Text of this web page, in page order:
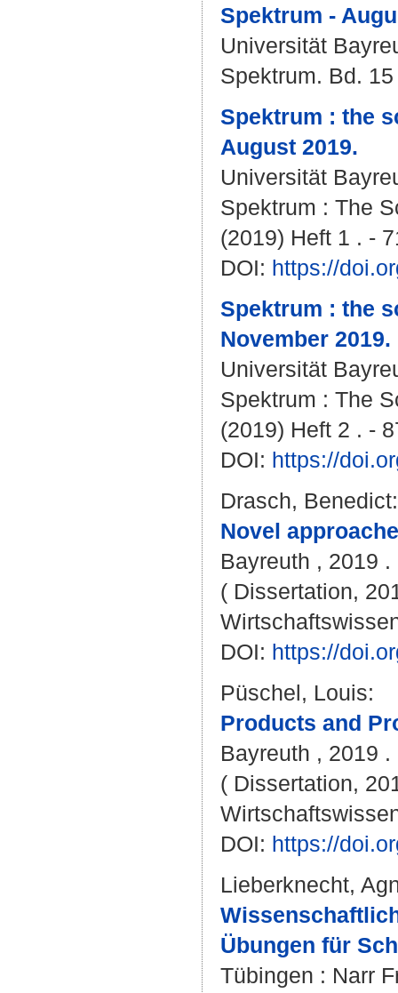
Spektrum -
Universität
Spektrum. Bd.
Spektrum : the
August 2019.
Universität
Spektrum : The
(2019) Heft 1 . -
DOI: https://
Spektrum : the
November 2019.
Universität
Spektrum : The
(2019) Heft 2 . -
DOI: https://
Drasch, Benedict:
Novel
Bayreuth , 2019
( Dissertation,
DOI: https://
Püschel, Louis:
Products and
Bayreuth , 2019 .
( Dissertation,
DOI: https://
Lieberknecht,
Übungen für
Tübingen : Narr